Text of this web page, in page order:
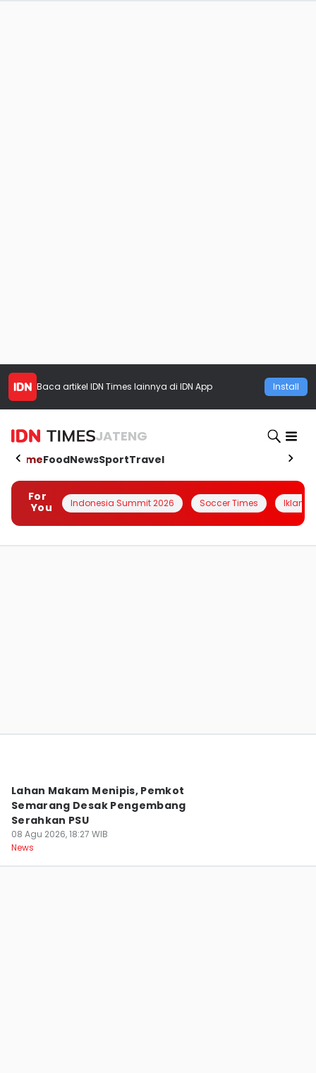
Baca artikel IDN Times lainnya di IDN App Install
JATENG
HomeFoodNewsSportTravel
For
You
Indonesia Summit 2026 Soccer Times Iklanin
09 Agu 2026, 02:02 WIB
Lahan Makam Menipis, Pemkot
Semarang Desak Pengembang
Serahkan PSU
08 Agu 2026, 18:27 WIB
News